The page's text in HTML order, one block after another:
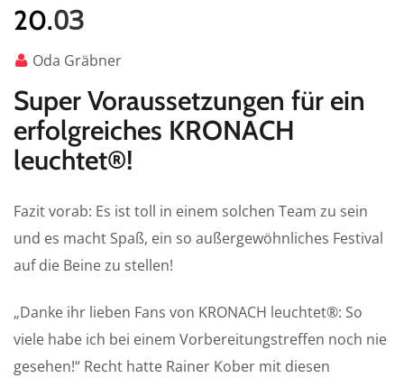
20.03
Oda Gräbner
Super Voraussetzungen für ein
erfolgreiches KRONACH
leuchtet®!
Fazit vorab: Es ist toll in einem solchen Team zu sein
und es macht Spaß, ein so außergewöhnliches Festival
auf die Beine zu stellen!
„Danke ihr lieben Fans von KRONACH leuchtet®: So
viele habe ich bei einem Vorbereitungstreffen noch nie
gesehen!“ Recht hatte Rainer Kober mit diesen